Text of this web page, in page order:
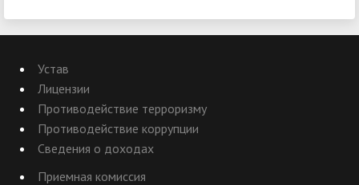
Устав
Лицензии
Противодействие терроризму
Противодействие коррупции
Сведения о доходах
Приемная комиссия